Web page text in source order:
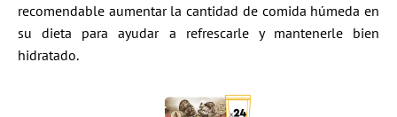
recomendable aumentar la cantidad de comida húmeda en
su dieta para ayudar a refrescarle y mantenerle bien
hidratado.